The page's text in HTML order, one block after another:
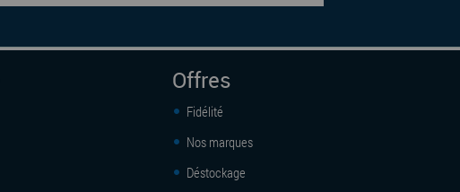
Offres
Fidélité
Nos marques
Déstockage